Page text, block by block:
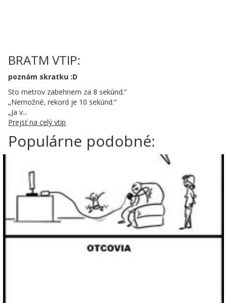
BRATM VTIP:
poznám skratku :D
Sto metrov zabehnem za 8 sekúnd.“
„Nemožné, rekord je 10 sekúnd.“
„Ja v...
Prejsť na celý vtip
Populárne podobné: